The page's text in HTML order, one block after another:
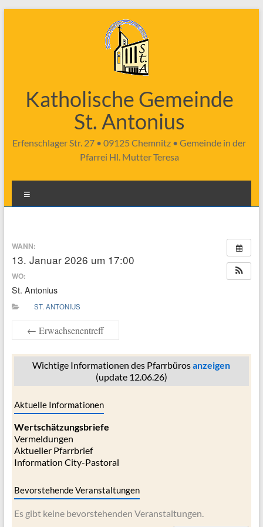
Katholische Gemeinde
St. Antonius
Erfenschlager Str. 27 • 09125 Chemnitz • Gemeinde in der
Pfarrei Hl. Mutter Teresa
WANN:
13. Januar 2026 um 17:00
WO:
St. Antonius
ST. ANTONIUS
← Erwachsenentreff
Wichtige Informationen des Pfarrbürosanzeigen
(update 12.06.26)
Aktuelle Informationen
Wertschätzungsbriefe
Vermeldungen
Aktueller Pfarrbrief
Information City-Pastoral
Bevorstehende Veranstaltungen
Es gibt keine bevorstehenden Veranstaltungen.